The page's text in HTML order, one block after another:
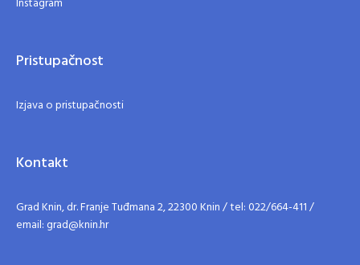
Instagram
Pristupačnost
Izjava o pristupačnosti
Kontakt
Grad Knin, dr. Franje Tuđmana 2, 22300 Knin / tel: 022/664-411 /
email: grad@knin.hr